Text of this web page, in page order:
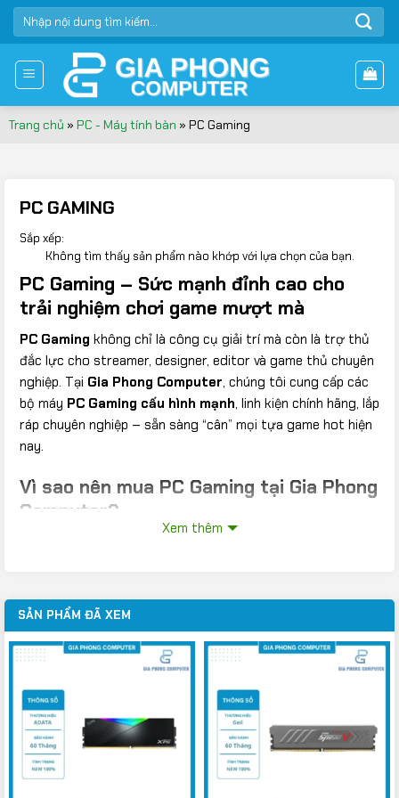
Bỏ
qua
dung
TÌM
KIẾM:
Trang chủ » PC - Máy tính bàn » PC Gaming
PC GAMING
Sắp xếp:
Không tìm thấy sản phẩm nào khớp với lựa chọn của bạn.
PC Gaming – Sức mạnh đỉnh cao cho
trải nghiệm chơi game mượt mà
PC Gaming không chỉ là công cụ giải trí mà còn là trợ thủ
đắc lực cho streamer, designer, editor và game thủ chuyên
nghiệp. Tại Gia Phong Computer, chúng tôi cung cấp các
bộ máy PC Gaming cấu hình mạnh, linh kiện chính hãng, lắp
ráp chuyên nghiệp – sẵn sàng “cân” mọi tựa game hot hiện
nay.
Vì sao nên mua PC Gaming tại Gia Phong
Computer?
Card đồ họa rời RTX / RXhỗ trợ chơi game Full HD – 2K
– 4K
RAM từ
, SSD siêu tốc giúp load game cực
nhanh
Tương thích hoàn hảo với các tựa game nhưCyberpunk,
GTA V, Valorant, Liên Minh Huyền Thoại, PUBG, CS2,…
Xem thêm
SẢN PHẨM ĐÃ XEM